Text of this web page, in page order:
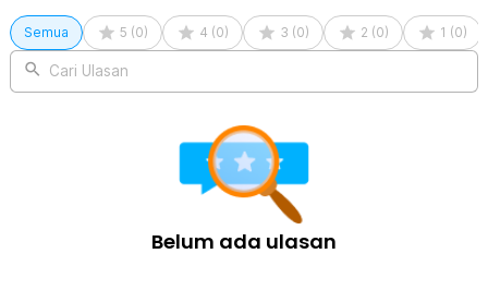
Semua 5 (0) 4 (0) 3 (0) 2 (0) 1 (0)
Cari Ulasan
Belum ada ulasan